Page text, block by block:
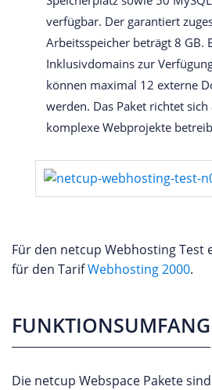
verfügbar. Der garantiert
Arbeitsspeicher beträgt 8 GB.
Inklusivdomains zur
können maximal 12 externe
werden. Das Paket richtet
komplexe Webprojekte
Für den netcup Webhosting Test
für den TarifWebhosting 2000.
FUNKTIONSUMFANG
Die netcup Webspace Pakete